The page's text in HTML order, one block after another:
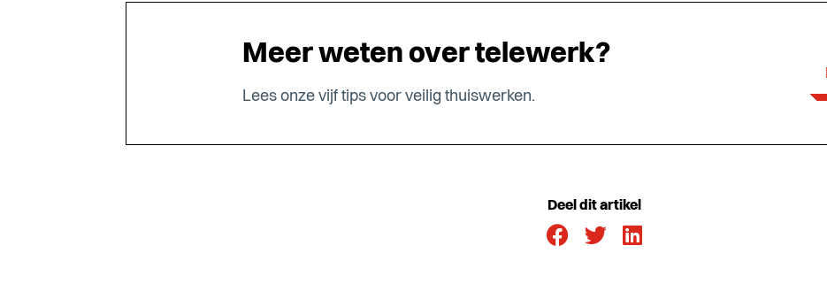
Meer weten over telewerk?
Lees onze vijf tips voor veilig thuiswerken.
Deel dit artikel